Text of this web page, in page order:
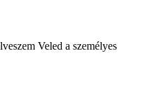
Veled a személyes